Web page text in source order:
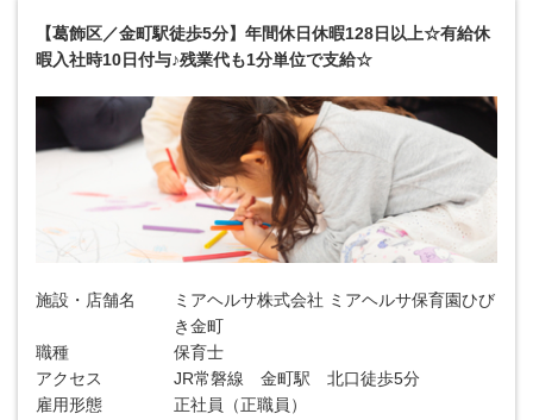
【葛飾区／金町駅徒歩5分】年間休日休暇128日以上☆有給休
暇入社時10日付与♪残業代も1分単位で支給☆
施設・店舗名
ミアヘルサ株式会社 ミアヘルサ保育園ひび
き金町
職種
保育士
アクセス
JR常磐線 金町駅 北口徒歩5分
雇用形態
正社員（正職員）